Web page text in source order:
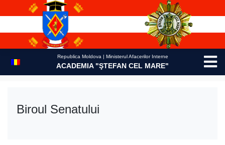
Republica Moldova | Ministerul Afacerilor Interne
ACADEMIA "ŞTEFAN CEL MARE"
Biroul Senatului